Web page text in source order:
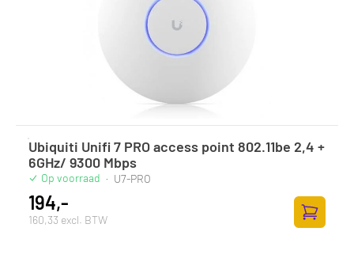
Ubiquiti Unifi 7 PRO access point 802.11be 2,4 +
6GHz/ 9300 Mbps
Op voorraad · U7-PRO
194,-
160,33 excl. BTW
Zum